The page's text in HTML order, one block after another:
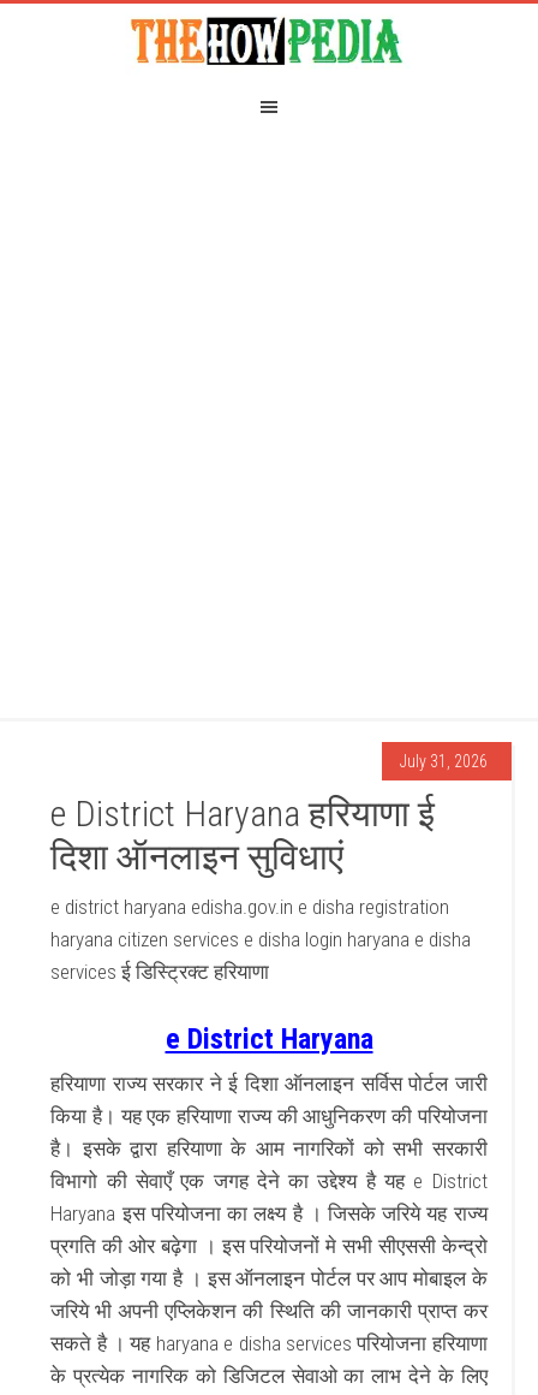
July 31, 2026
e District Haryana हरियाणा ई
दिशा ऑनलाइन सुविधाएं
e district haryana edisha.gov.in e disha registration
haryana citizen services e disha login haryana e disha
services ई डिस्ट्रिक्ट हरियाणा
e District Haryana
हरियाणा राज्य सरकार ने ई दिशा ऑनलाइन सर्विस पोर्टल जारी
किया है। यह एक हरियाणा राज्य की आधुनिकरण की परियोजना
है। इसके द्वारा हरियाणा के आम नागरिकों को सभी सरकारी
विभागो की सेवाएँ एक जगह देने का उद्देश्य है यह e District
Haryana इस परियोजना का लक्ष्य है । जिसके जरिये यह राज्य
प्रगति की ओर बढ़ेगा । इस परियोजनों मे सभी सीएससी केन्द्रो
को भी जोड़ा गया है । इस ऑनलाइन पोर्टल पर आप मोबाइल के
जरिये भी अपनी एप्लिकेशन की स्थिति की जानकारी प्राप्त कर
सकते है । यह haryana e disha services परियोजना हरियाणा
के प्रत्येक नागरिक को डिजिटल सेवाओ का लाभ देने के लिए